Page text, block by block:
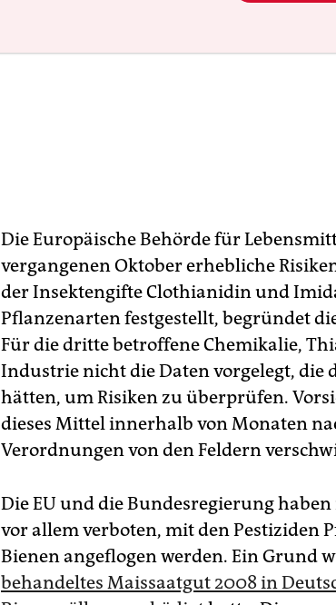
Die Europäische Behörde für
vergangenen Oktober erhebliche
der Insektengifte Clothianidin und
Pflanzenarten festgestellt, begründet
Für die dritte betroffene Chemikalie,
Industrie nicht die Daten vorgelegt, die
hätten, um Risiken zu überprüfen.
dieses Mittel innerhalb von Monaten
Verordnungen von den Feldern
Die EU und die Bundesregierung
vor allem verboten, mit den Pestiziden
Bienen angeflogen werden. Ein Grund
behandeltes Maissaatgut 2008 in